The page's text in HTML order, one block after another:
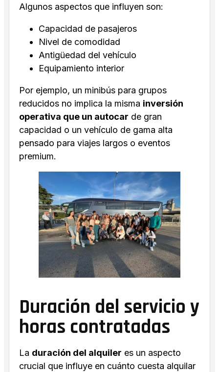
Algunos aspectos que influyen son:
Capacidad de pasajeros
Nivel de comodidad
Antigüedad del vehículo
Equipamiento interior
Por ejemplo, un minibús para grupos
reducidos no implica la misma inversión
operativa que un autocar de gran
capacidad o un vehículo de gama alta
pensado para viajes largos o eventos
premium.
Duración del servicio y
horas contratadas
La duración del alquiler es un aspecto
crucial que influye en cuánto cuesta alquilar